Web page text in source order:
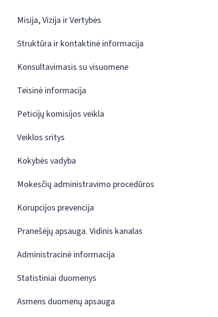
Misija, Vizija ir Vertybės
Struktūra ir kontaktinė informacija
Konsultavimasis su visuomene
Teisinė informacija
Peticijų komisijos veikla
Veiklos sritys
Kokybės vadyba
Mokesčių administravimo procedūros
Korupcijos prevencija
Pranešėjų apsauga. Vidinis kanalas
Administracinė informacija
Statistiniai duomenys
Asmens duomenų apsauga